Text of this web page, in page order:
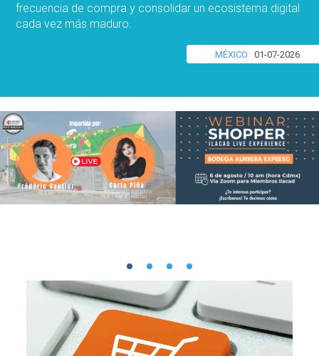
frecuencia de compra y consolidar un ecosistema digital
cada vez más maduro.
MÉXICO 01-07-2026